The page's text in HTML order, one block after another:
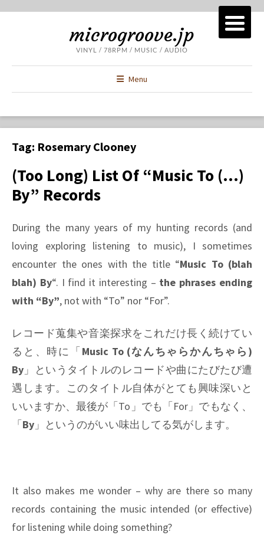
microgroove.jp
VINYL / 78RPM / MUSIC / AUDIO
Menu
Tag: Rosemary Clooney
(Too Long) List Of “Music To (…)
By” Records
During the many years of my hunting records (and
loving exploring listening to music), I sometimes
encounter the ones with the title “Music To (blah
blah) By“. I find it interesting – the phrases ending
with “By”, not with “To” nor “For”.
レコード蒐集や音楽探求をこれだけ長く続けてい
ると、時に「Music To (なんちゃらかんちゃら)
By 」というタイトルのレコードや曲にたびたび遭
遇します。このタイトル自体がとても興味深いと
いいますか、最後が「To」でも「For」でもなく、
「By 」というのがいい味出してる気がします。
It also makes me wonder – why are there so many
records containing the music intended (or effective)
for listening while doing something?